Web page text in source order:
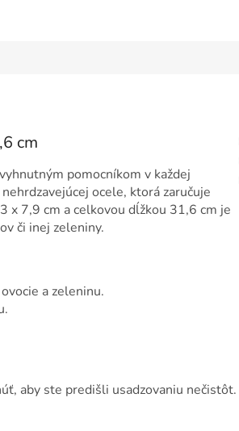
cm
pomocníkom v každej
ocele, ktorá zaručuje
x 7,9 cm a celkovou dĺžkou 31,6 cm je
či inej zeleniny.
a zeleninu.
aby ste predišli usadzovaniu nečistôt.